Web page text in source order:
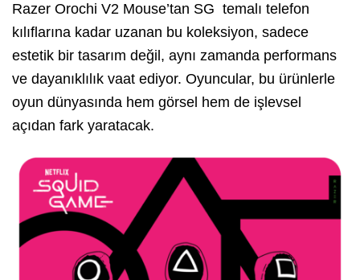
Razer Orochi V2 Mouse’tan SG temalı telefon
kılıflarına kadar uzanan bu koleksiyon, sadece
estetik bir tasarım değil, aynı zamanda performans
ve dayanıklılık vaat ediyor. Oyuncular, bu ürünlerle
oyun dünyasında hem görsel hem de işlevsel
açıdan fark yaratacak.